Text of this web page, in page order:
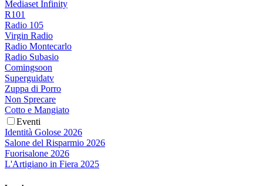
Mediaset Infinity
R101
Radio 105
Virgin Radio
Radio Montecarlo
Radio Subasio
Comingsoon
Superguidatv
Zuppa di Porro
Non Sprecare
Cotto e Mangiato
Eventi
Identità Golose 2026
Salone del Risparmio 2026
Fuorisalone 2026
L'Artigiano in Fiera 2025